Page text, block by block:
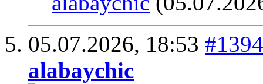
05.07.2026, 18:53
alabaychic